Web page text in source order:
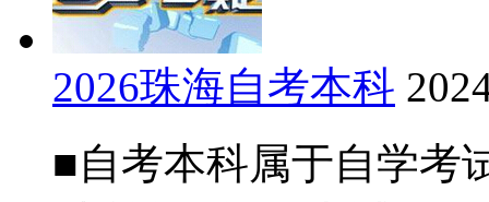
2026珠海自考本科
■自考本科属于自学考